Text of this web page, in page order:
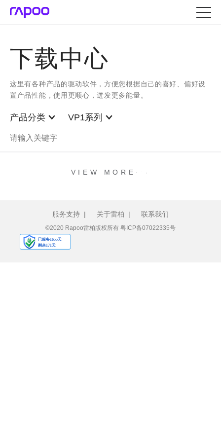
下载中心
这里有各种产品的驱动软件，方便您根据自己的喜好、偏好设
置产品性能，使用更顺心，迸发更多能量。
产品分类 VP1系列
VIEW MORE .
服务支持 | 关于雷柏 | 联系我们
©2020 Rapoo雷柏版权所有 粤ICP备07022335号